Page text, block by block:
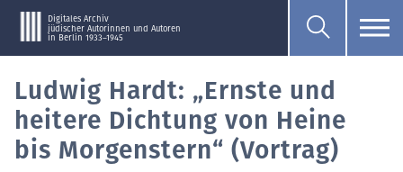
Digitales Archiv
jüdischer Autorinnen und Autoren
in Berlin 1933–1945
Ludwig Hardt: „Ernste und
heitere Dichtung von Heine
bis Morgenstern“ (Vortrag)